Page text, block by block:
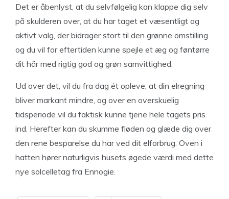
Det er åbenlyst, at du selvfølgelig kan klappe dig selv
på skulderen over, at du har taget et væsentligt og
aktivt valg, der bidrager stort til den grønne omstilling
og du vil for eftertiden kunne spejle et æg og føntørre
dit hår med rigtig god og grøn samvittighed.
Ud over det, vil du fra dag ét opleve, at din elregning
bliver markant mindre, og over en overskuelig
tidsperiode vil du faktisk kunne tjene hele tagets pris
ind. Herefter kan du skumme fløden og glæde dig over
den rene besparelse du har ved dit elforbrug. Oven i
hatten hører naturligvis husets øgede værdi med dette
nye solcelletag fra Ennogie.